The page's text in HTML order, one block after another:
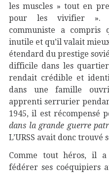
les muscles » tout en
pour les vivifier ».
communiste a compris
inutile et qu’il valait
étendard du prestige
difficile dans les
rendait crédible et
dans une famille
apprenti serrurier
1945, il est récompensé
dans la grande guerre
L’URSS avait donc trouvé
Comme tout héros, il
fédérer ses coéquipiers